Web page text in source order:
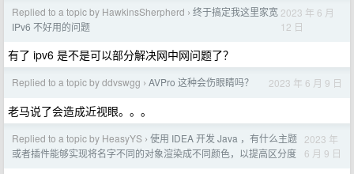
Replied to a topic by HawkinsSherpherd › 终于搞定我这里家宽
IPv6 不好用的问题
2023 年 6 月
12 日
有了 ipv6 是不是可以部分解决网中网问题了？
Replied to a topic by ddvswgg › AVPro 这种会伤眼睛吗？ 2023 年 6 月 9 日
老马说了会造成近视眼。。。
Replied to a topic by HeasyYS › 使用 IDEA 开发 Java ，有什么主题
或者插件能够实现将名字不同的对象渲染成不同颜色，以提高区分度
2023 年
6 月 9 日